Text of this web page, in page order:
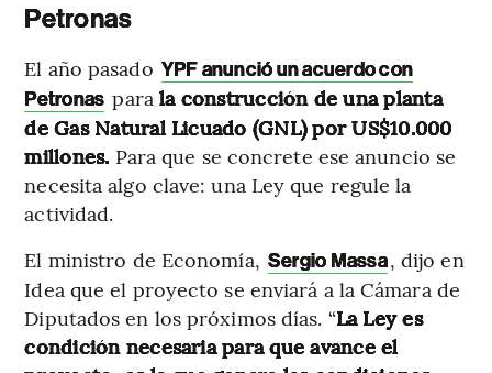
Petronas
El año pasado YPF anunció un acuerdo con
Petronas para la construcción de una planta
de Gas Natural Licuado (GNL) por US$10.000
millones. Para que se concrete ese anuncio se
necesita algo clave: una Ley que regule la
actividad.
El ministro de Economía, Sergio Massa, dijo en
Idea que el proyecto se enviará a la Cámara de
Diputados en los próximos días. “La Ley es
condición necesaria para que avance el